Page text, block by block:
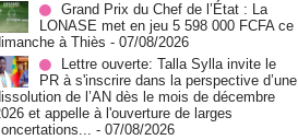
Grand Prix du Chef de l’État : La
LONASE met en jeu 5 598 000 FCFA ce
à Thiès - 07/08/2026
Lettre ouverte: Talla Sylla invite le
PR à s'inscrire dans la perspective d’une
de l’AN dès le mois de décembre
et appelle à l'ouverture de larges
- 07/08/2026